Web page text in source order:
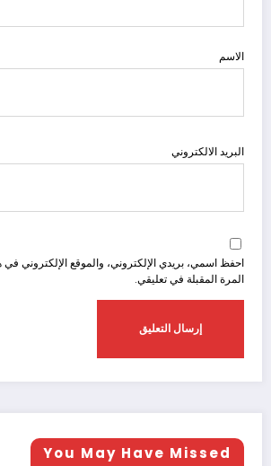
الاسم
البريد الالكتروني
احفظ اسمي، بريدي الإلكتروني، والموقع الإلكتروني في
المرة المقبلة في تعليقي.
You May Have Missed